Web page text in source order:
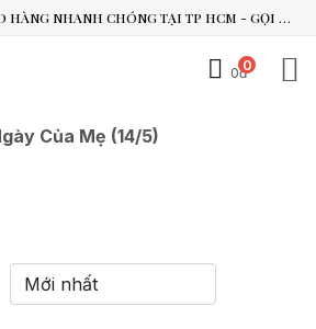
ĐẶT HOA ONLINE - GIAO HÀNG NHANH CHÓNG TẠI TP HCM - GỌI NGAY 0938.494.119 HOẶC 0899.492.909
0
0đ
Của Mẹ (14/5)
trợ chọn hoa theo dịp nào?
mình sẽ phản hồi sớm.